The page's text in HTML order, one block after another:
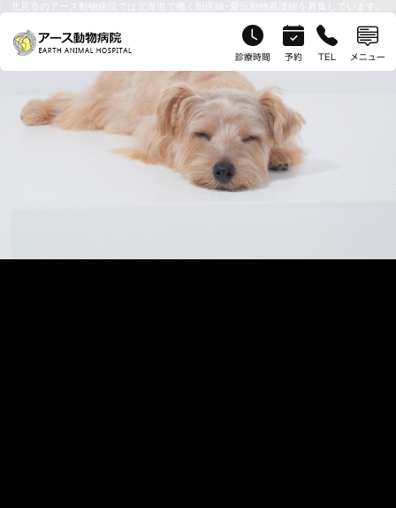
北見市のアース動物病院では北海道で働く獣医師･愛玩動物看護師を募集しています。
診療時間 予約 TEL メニュー